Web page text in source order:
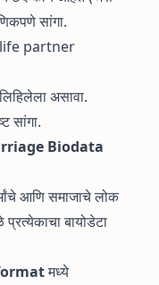
सांगा.
partner
असावा.
सांगा.
Biodata
आणि समाजाचे लोक
बायोडेटा
मध्ये